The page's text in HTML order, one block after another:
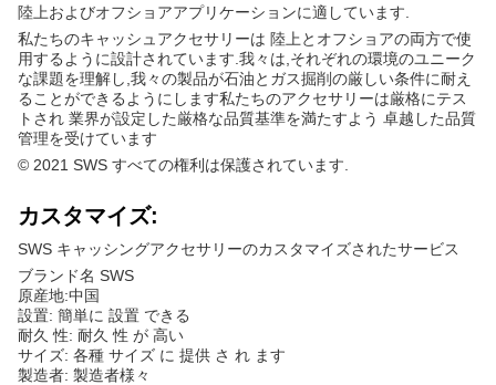
陸上およびオフショアアプリケーションに適しています.
私たちのキャッシュアクセサリーは 陸上とオフショアの両方で使
用するように設計されています.我々は,それぞれの環境のユニーク
な課題を理解し,我々の製品が石油とガス掘削の厳しい条件に耐え
ることができるようにします私たちのアクセサリーは厳格にテス
トされ 業界が設定した厳格な品質基準を満たすよう 卓越した品質
管理を受けています
© 2021 SWS すべての権利は保護されています.
カスタマイズ:
SWS キャッシングアクセサリーのカスタマイズされたサービス
ブランド名 SWS
原産地:中国
設置: 簡単に 設置 できる
耐久 性: 耐久 性 が 高い
サイズ: 各種 サイズ に 提供 さ れ ます
製造者: 製造者様々